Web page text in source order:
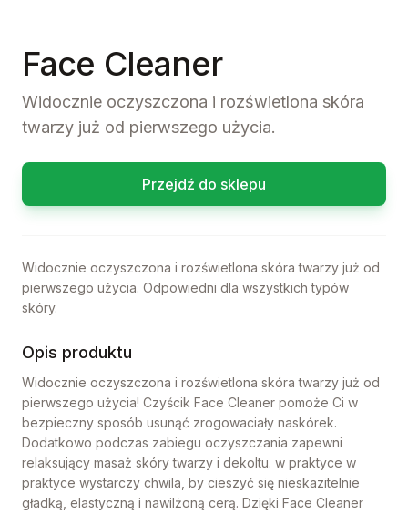
Face Cleaner
Widocznie oczyszczona i rozświetlona skóra
twarzy już od pierwszego użycia.
Przejdź do sklepu
Widocznie oczyszczona i rozświetlona skóra twarzy już od
pierwszego użycia. Odpowiedni dla wszystkich typów
skóry.
Opis produktu
Widocznie oczyszczona i rozświetlona skóra twarzy już od
pierwszego użycia! Czyścik Face Cleaner pomoże Ci w
bezpieczny sposób usunąć zrogowaciały naskórek.
Dodatkowo podczas zabiegu oczyszczania zapewni
relaksujący masaż skóry twarzy i dekoltu. w praktyce w
praktyce wystarczy chwila, by cieszyć się nieskazitelnie
gładką, elastyczną i nawilżoną cerą. Dzięki Face Cleaner